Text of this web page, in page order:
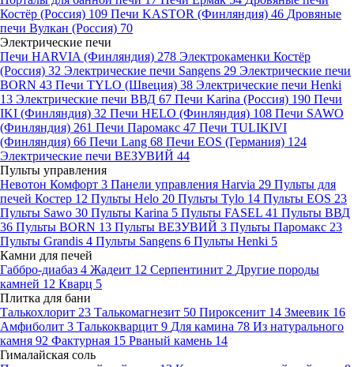
Костёр (Россия) 109 Печи KASTOR (Финляндия) 46 Дровяные
печи Вулкан (Россия) 70
Электрические печи
Печи HARVIA (Финляндия) 278 Электрокаменки Костёр
(Россия) 32 Электрические печи Sangens 29 Электрические печи
BORN 43 Печи TYLO (Швеция) 38 Электрические печи Henki
13 Электрические печи ВВД 67 Печи Karina (Россия) 190 Печи
IKI (Финляндия) 32 Печи HELO (Финляндия) 108 Печи SAWO
(Финляндия) 261 Печи Паромакс 47 Печи TULIKIVI
(Финляндия) 66 Печи Lang 68 Печи EOS (Германия) 124
Электрические печи ВЕЗУВИЙ 44
Пульты управления
Невотон Комфорт 3 Панели управления Harvia 29 Пульты для
печей Костер 12 Пульты Helo 20 Пульты Tylo 14 Пульты EOS 23
Пульты Sawo 30 Пульты Karina 5 Пульты FASEL 41 Пульты ВВД
36 Пульты BORN 13 Пульты ВЕЗУВИЙ 3 Пульты Паромакс 23
Пульты Grandis 4 Пульты Sangens 6 Пульты Henki 5
Камни для печей
Габбро-диабаз 4 Жадеит 12 Серпентинит 2 Другие породы
камней 12 Кварц 5
Плитка для бани
Талькохлорит 23 Талькомагнезит 50 Пироксенит 14 Змеевик 16
Амфиболит 3 Талькокварцит 9 Для камина 78 Из натурального
камня 92 Фактурная 15 Рваный камень 14
Гималайская соль